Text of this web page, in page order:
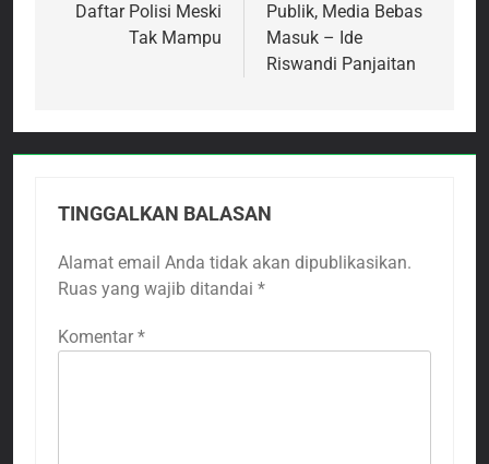
Daftar Polisi Meski
Tak Mampu
Publik, Media Bebas
Masuk – Ide
Riswandi Panjaitan
TINGGALKAN BALASAN
Alamat email Anda tidak akan dipublikasikan.
Ruas yang wajib ditandai *
Komentar *